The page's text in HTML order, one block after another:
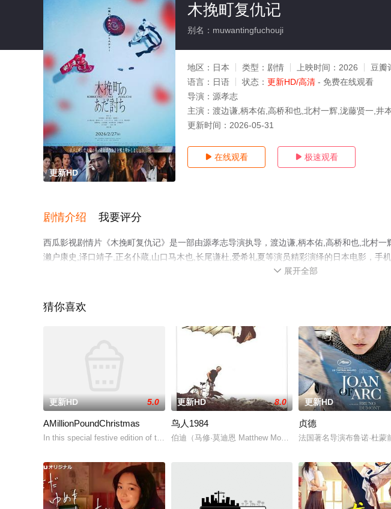
更新HD
木挽町复仇记
别名：muwantingfuchouji
地区： 日本 类型： 剧情 上映时间： 2026 豆瓣
语言： 日语 状态： 更新HD/高清 - 免费在线观看
导演： 源孝志
主演： 渡边谦,柄本佑,高桥和也,北村一辉,泷藤贤一,井
更新时间： 2026-05-31
 在线观看  极速观看
剧情介绍 我要评分
西瓜影视剧情片《木挽町复仇记》是一部由源孝志导演执导，渡边谦,柄本佑,高桥和也,北村一
濑户康史,泽口靖子,正名仆蔵,山口马木也,长尾谦杜,爱希礼夏等演员精彩演绎的日本电影，手
西瓜影院，更多相关信息可移步至豆瓣电影、电视猫或剧情网等平台了解。
 展开全部
猜你喜欢
更新HD 5.0
AMillionPoundChristmas
In this special festive edition of the show Eamonn Holmes an
更新HD 8.0
鸟人1984
伯迪（马修·莫迪恩 Matthew Modine 饰）是个从小活在幻想中
更新HD
贞德
法国著名导演布鲁诺·杜蒙